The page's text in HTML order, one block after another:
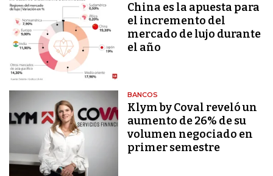
China es la apuesta para
el incremento del
mercado de lujo durante
el año
BANCOS
Klym by Coval reveló un
aumento de 26% de su
volumen negociado en
primer semestre